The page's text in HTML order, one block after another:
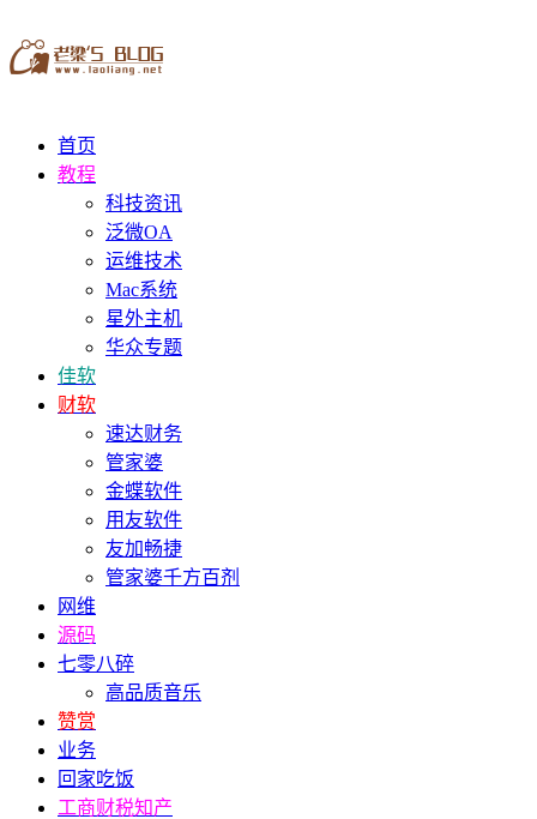
首页
教程
科技资讯
泛微OA
运维技术
Mac系统
星外主机
华众专题
佳软
财软
速达财务
管家婆
金蝶软件
用友软件
友加畅捷
管家婆千方百剂
网维
源码
七零八碎
高品质音乐
赞赏
业务
回家吃饭
工商财税知产